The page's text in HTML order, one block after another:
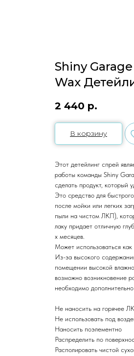
Shiny
Wax
2 440 р.
В корзину
Этот детейлинг спрей
работы команды Shiny
сделать продукт, который
Это средство для
после мойки или легких
пыли на чистом ЛКП),
лаку придает отличную
х месяцев.
Может использоваться как
Из-за высокого
помещении высокой
возможно возникновение
необходимо
Не наносить на горячее
Не использовать под
Наносить поэлементно
Распределить по
Располировать чистой